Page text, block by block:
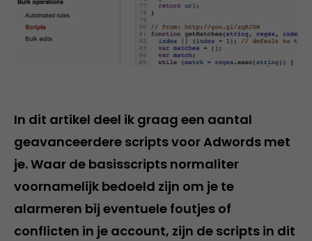
In dit artikel deel ik graag een aantal
geavanceerdere scripts voor Adwords met
je. Waar de basisscripts normaliter
voornamelijk bedoeld zijn om je te
alarmeren bij eventuele foutjes of
conflicten in je account, zijn de scripts in dit